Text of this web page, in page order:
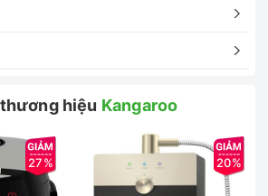
sang trọng làm nổi bật không gian.
bình nước phía dưới máy và tăng
úp thông thường.
hiệu Kangaroo
27% 20%